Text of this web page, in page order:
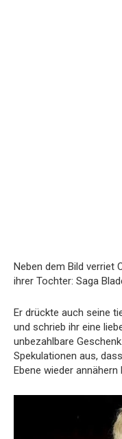
Neben dem Bild verriet
ihrer Tochter: Saga
Er drückte auch seine
und schrieb ihr eine
unbezahlbare
Spekulationen aus,
Ebene wieder annähern